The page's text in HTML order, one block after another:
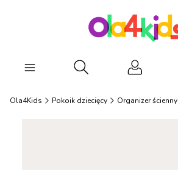
Otwórz wyszukiwarkę
Ola4Kids Pokoik dziecięcy Organizer ścienny